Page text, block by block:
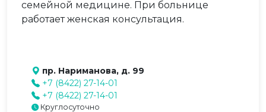
семейной медицине. При больнице
работает женская консультация.
пр. Нариманова, д. 99
+7 (8422) 27-14-01
+7 (8422) 27-14-01
Круглосуточно